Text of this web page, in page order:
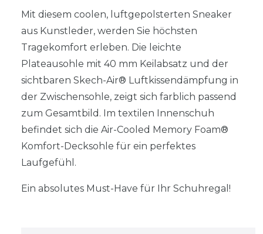
Mit diesem coolen, luftgepolsterten Sneaker
aus Kunstleder, werden Sie höchsten
Tragekomfort erleben. Die leichte
Plateausohle mit 40 mm Keilabsatz und der
sichtbaren Skech-Air® Luftkissendämpfung in
der Zwischensohle, zeigt sich farblich passend
zum Gesamtbild. Im textilen Innenschuh
befindet sich die Air-Cooled Memory Foam®
Komfort-Decksohle für ein perfektes
Laufgefühl.
Ein absolutes Must-Have für Ihr Schuhregal!